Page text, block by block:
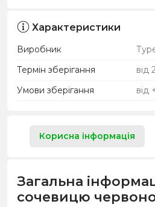
Характеристики
Виробник
Термін зберігання
від
Умови зберігання
від
Корисна інформація
Загальна
сочевицю